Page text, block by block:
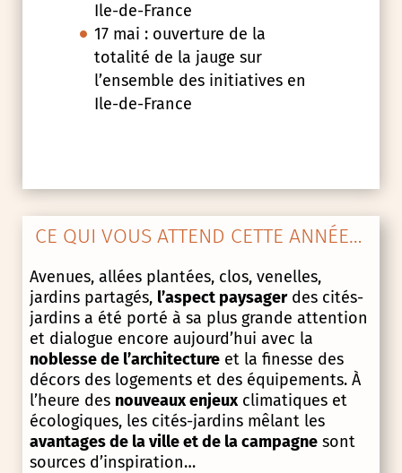
Ile-de-France
17 mai : ouverture de la
totalité de la jauge sur
l’ensemble des initiatives en
Ile-de-France
CE QUI VOUS ATTEND CETTE ANNÉE…
Avenues, allées plantées, clos, venelles,
jardins partagés, l’aspect paysagerdes cités-
jardins a été porté à sa plus grande attention
et dialogue encore aujourd’hui avec la
noblesse de l’architectureet la finesse des
décors des logements et des équipements. À
l’heure des nouveaux enjeuxclimatiques et
écologiques, les cités-jardins mêlant les
avantages de la ville et de la campagnesont
sources d’inspiration…